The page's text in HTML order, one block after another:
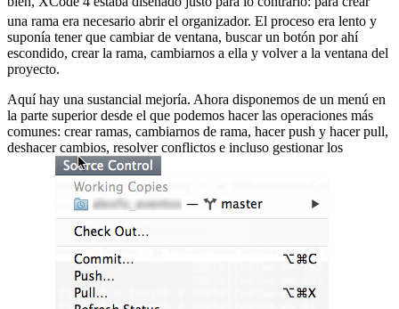
una rama era necesario abrir el organizador. El proceso era lento y
suponía tener que cambiar de ventana, buscar un botón por ahí
escondido, crear la rama, cambiarnos a ella y volver a la ventana del
proyecto.
Aquí hay una sustancial mejoría. Ahora disponemos de un menú en
la parte superior desde el que podemos hacer las operaciones más
comunes: crear ramas, cambiarnos de rama, hacer push y hacer pull,
deshacer cambios, resolver conflictos e incluso gestionar los